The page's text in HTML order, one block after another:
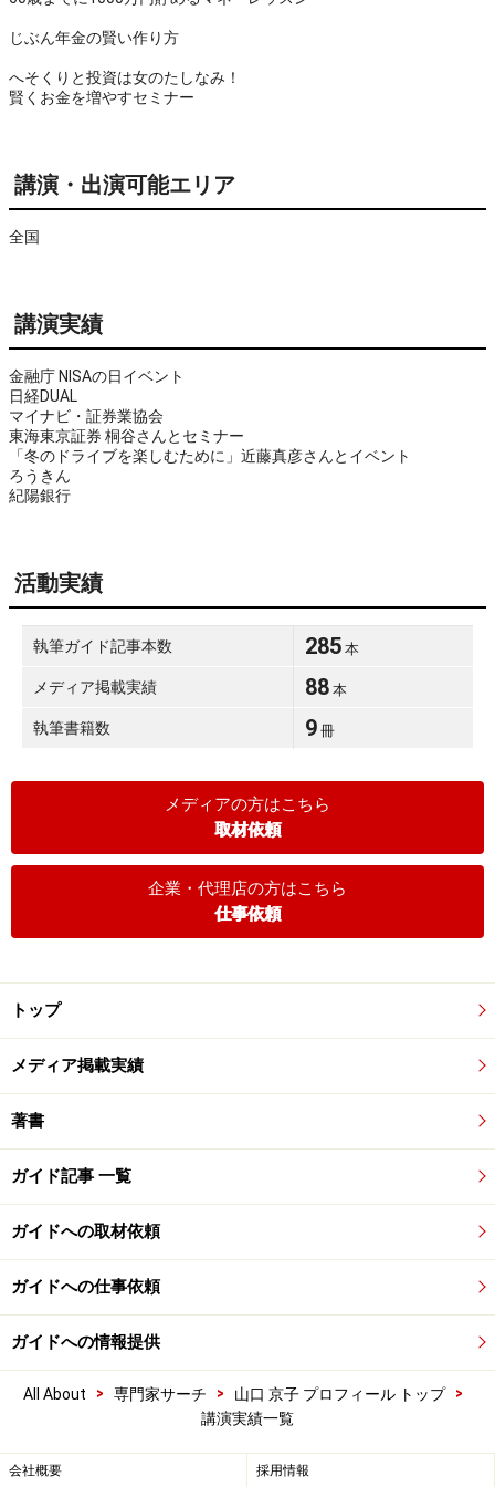
じぶん年金の賢い作り方
へそくりと投資は女のたしなみ！
賢くお金を増やすセミナー
講演・出演可能エリア
全国
講演実績
金融庁 NISAの日イベント
日経DUAL
マイナビ・証券業協会
東海東京証券 桐谷さんとセミナー
「冬のドライブを楽しむために」近藤真彦さんとイベント
ろうきん
紀陽銀行
活動実績
執筆ガイド記事本数 285 本
メディア掲載実績 88 本
執筆書籍数 9 冊
メディアの方はこちら
取材依頼
企業・代理店の方はこちら
仕事依頼
トップ
メディア掲載実績
著書
ガイド記事 一覧
ガイドへの取材依頼
ガイドへの仕事依頼
ガイドへの情報提供
All About > 専門家サーチ > 山口 京子 プロフィール トップ
>
講演実績一覧
会社概要 採用情報